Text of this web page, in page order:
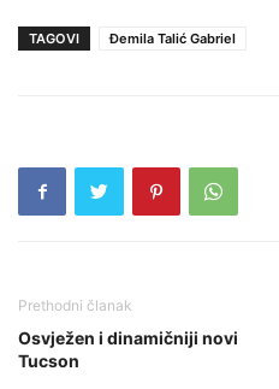
TAGOVI Đemila Talić Gabriel
Prethodni članak
Osvježen i dinamičniji novi
Tucson